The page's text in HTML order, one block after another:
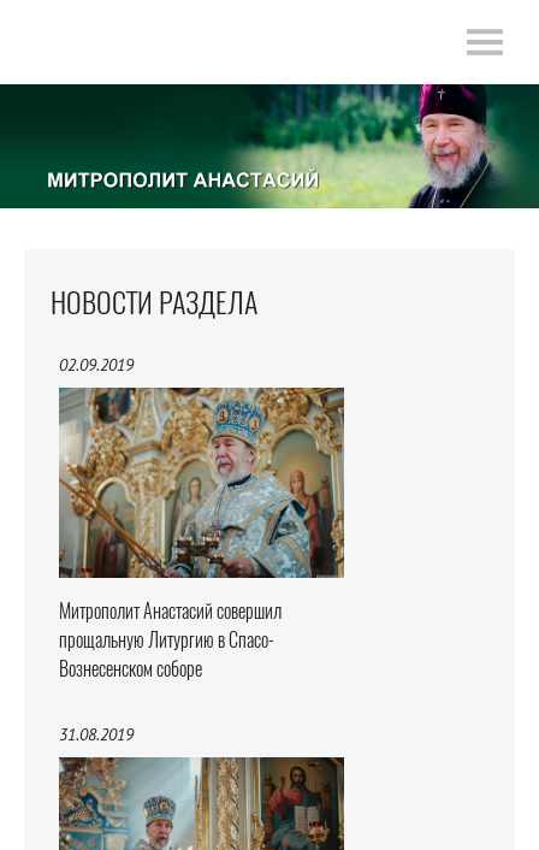
НОВОСТИ РАЗДЕЛА
02.09.2019
Митрополит Анастасий совершил
прощальную Литургию в Спасо-
Вознесенском соборе
31.08.2019